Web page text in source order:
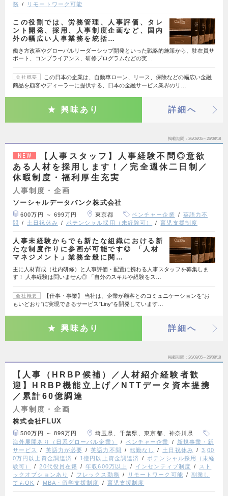
務
リモートワーク可能
この役割では、労務管理、人事評価、タレ
ント開発、採用、人事制度企画など、国内
外の幅広い人事業務を統括…
働き方改革やグローバルリーダーシップ開発といった戦略的施策から、駐在員サ
ポート、コンプライアンス、研修プログラムなどの実…
会社概要
この日本の企業は、自動車ローン、リース、保険などの幅広い金融
商品を顧客やディーラーに提供する、日本の金融サービス業界のリ…
興味あり 詳細へ
掲載期間 26/08/05～26/08/18
NEW
【人事スタッフ】人事経験不問◎意欲
ある人材を採用します！／完全週休二日制／
休暇制度・福利厚生充実
人事制度・企画
ソーシャルデータバンク株式会社
600万円 ～ 699万円 東京都 ベンチャー企業
英語力不
問
土日祝休み ポテンシャル採用（未経験可） 育児支援制度
人事未経験からでも新たな組織における新
たな制度作りに参画が可能です◎ 「人材
マネジメント」業務全般に関…
主に人材育成（社内研修）と人事評価・配置に携わる人事スタッフを募集しま
す！ 人事経験は問いません◎ 「自分のスキルや経験をス…
会社概要
【仕事・事業】 当社は、企業が顧客とのコミュニケーションを“お
もいどおり”に実現できるサービス”Liny”を開発しています…
興味あり 詳細へ
掲載期間 26/08/05～26/08/18
【人事（HRBP候補）／人材紹介経験者歓
迎】HRBP機能立上げ／NTTデータ資本提携
／累計60億調達
人事制度・企画
株式会社FLUX
500万円 ～ 899万円
埼玉県、千葉県、東京都、神奈川県
海外展開あり（日系グローバル企業）
ベンチャー企業
新規事業・新
サービス
英語力が必要 英語力不問 転勤なし 土日祝休み
3,00
0万円以上資金調達済
1億円以上資金調達済
ポテンシャル採用（未経
験可）
20代役員在籍 年収600万以上 インセンティブ制度
スト
ックオプションあり
フレックス勤務 リモートワーク可能
副業し
てもOK
MBA・留学支援制度 育児支援制度